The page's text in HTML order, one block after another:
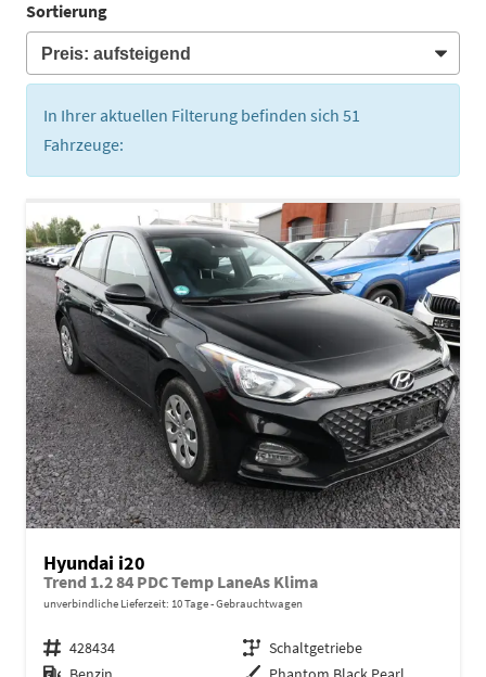
Sortierung
In Ihrer aktuellen Filterung befinden sich 51
Fahrzeuge:
Hyundai i20
Trend 1.2 84 PDC Temp LaneAs Klima
unverbindliche Lieferzeit: 10 Tage Gebrauchtwagen
Fahrzeugnr. 428434 Getriebe Schaltgetriebe